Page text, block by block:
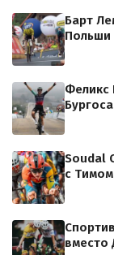
Барт
Польши
Феликс
Soudal
с
вместо